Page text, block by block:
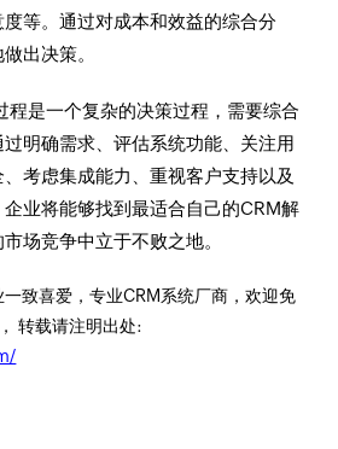
等。通过对成本和效益的综合分
出决策。
程是一个复杂的决策过程，需要综合
明确需求、评估系统功能、关注用
考虑集成能力、重视客户支持以及
业将能够找到最适合自己的CRM解
场竞争中立于不败之地。
致喜爱，专业CRM系统厂商，欢迎免
， 转载请注明出处: